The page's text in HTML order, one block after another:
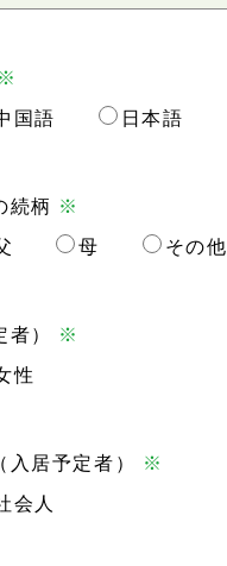
※
国語 日本語
続柄 ※
母 その他
者） ※
性
入居予定者）
※
会人